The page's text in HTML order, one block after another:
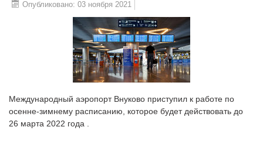
Опубликовано: 03 ноября 2021
Международный аэропорт Внуково приступил к работе по
осенне-зимнему расписанию, которое будет действовать до
26 марта 2022 года .